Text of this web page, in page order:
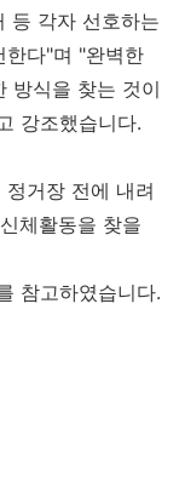
등 각자 선호하는
한다"며 "완벽한
방식을 찾는 것이
강조했습니다.
거장 전에 내려
체활동을 찾을
참고하였습니다.